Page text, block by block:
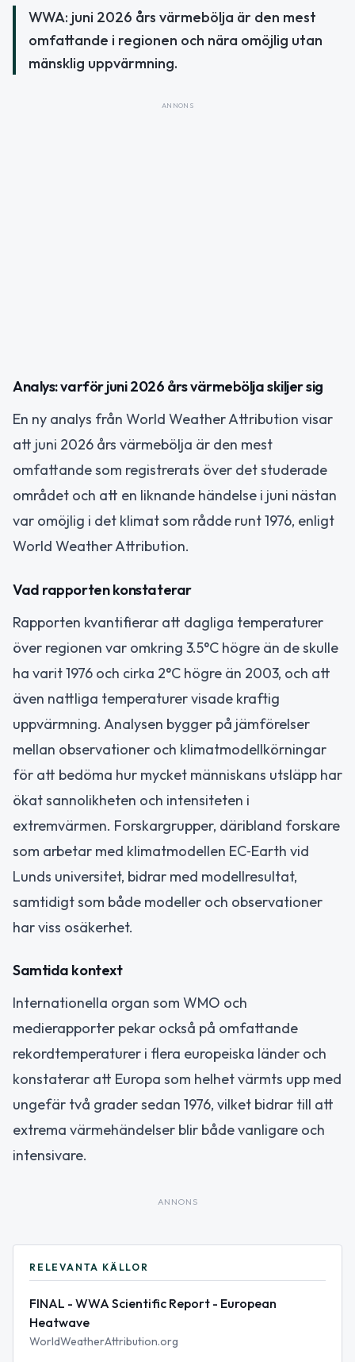
WWA: juni 2026 års värmebölja är den mest
omfattande i regionen och nära omöjlig utan
mänsklig uppvärmning.
ANNONS
Analys: varför juni 2026 års värmebölja skiljer sig
En ny analys från World Weather Attribution visar
att juni 2026 års värmebölja är den mest
omfattande som registrerats över det studerade
området och att en liknande händelse i juni nästan
var omöjlig i det klimat som rådde runt 1976, enligt
World Weather Attribution.
Vad rapporten konstaterar
Rapporten kvantifierar att dagliga temperaturer
över regionen var omkring 3.5°C högre än de skulle
ha varit 1976 och cirka 2°C högre än 2003, och att
även nattliga temperaturer visade kraftig
uppvärmning. Analysen bygger på jämförelser
mellan observationer och klimatmodellkörningar
för att bedöma hur mycket människans utsläpp har
ökat sannolikheten och intensiteten i
extremvärmen. Forskargrupper, däribland forskare
som arbetar med klimatmodellen EC‑Earth vid
Lunds universitet, bidrar med modellresultat,
samtidigt som både modeller och observationer
har viss osäkerhet.
Samtida kontext
Internationella organ som WMO och
medierapporter pekar också på omfattande
rekordtemperaturer i flera europeiska länder och
konstaterar att Europa som helhet värmts upp med
ungefär två grader sedan 1976, vilket bidrar till att
extrema värmehändelser blir både vanligare och
intensivare.
ANNONS
RELEVANTA KÄLLOR
FINAL - WWA Scientific Report - European
Heatwave
WorldWeatherAttribution.org